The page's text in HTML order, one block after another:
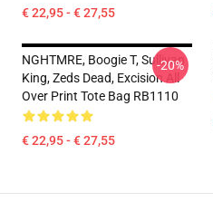
€ 22,95 - € 27,55
NGHTMRE, Boogie T, Sullivan
King, Zeds Dead, Excision All
Over Print Tote Bag RB1110
€ 22,95 - € 27,55
-20%